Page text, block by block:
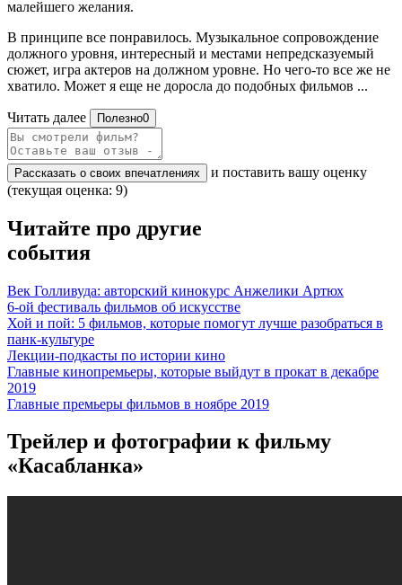
малейшего желания.
В принципе все понравилось. Музыкальное сопровождение
должного уровня, интересный и местами непредсказуемый
сюжет, игра актеров на должном уровне. Но чего-то все же не
хватило. Может я еще не доросла до подобных фильмов ...
Читать далее Полезно0
Рассказать о своих впечатлениях
и поставить вашу оценку
(текущая оценка: 9)
Читайте про другие
события
Век Голливуда: авторский кинокурс Анжелики Артюх
6-ой фестиваль фильмов об искусстве
Хой и пой: 5 фильмов, которые помогут лучше разобраться в
панк-культуре
Лекции-подкасты по истории кино
Главные кинопремьеры, которые выйдут в прокат в декабре
2019
Главные премьеры фильмов в ноябре 2019
Трейлер и фотографии к фильму
«Касабланка»